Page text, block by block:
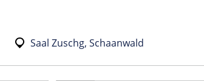
Saal Zuschg, Schaanwald